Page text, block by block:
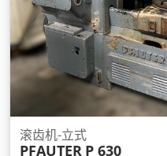
滚齿机-立式
PFAUTER P 630